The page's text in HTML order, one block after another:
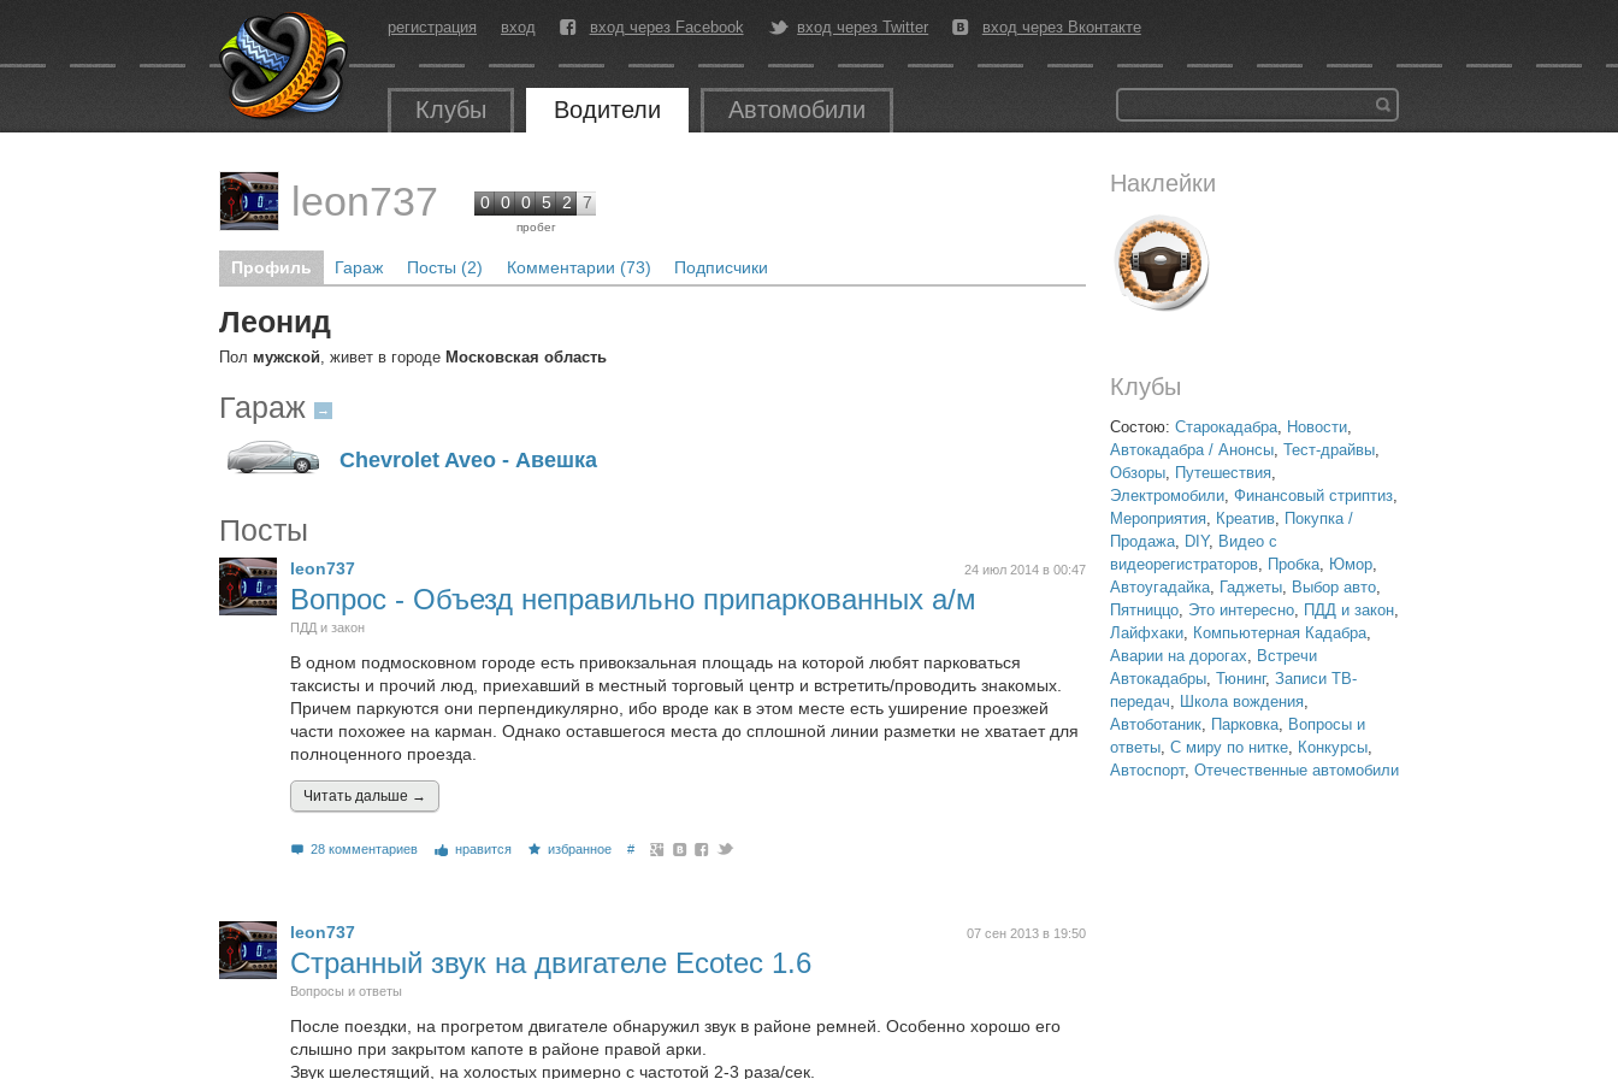
регистрация вход вход через Facebook вход через Twitter вход через Вконтакте
Клубы Водители Автомобили
Наклейки
Клубы
Состою: Старокадабра, Новости,
Автокадабра / Анонсы, Тест-драйвы,
Обзоры, Путешествия,
Электромобили, Финансовый стриптиз,
Мероприятия, Креатив, Покупка /
Продажа, DIY, Видео с
видеорегистраторов, Пробка, Юмор,
Автоугадайка, Гаджеты, Выбор авто,
Пятниццо, Это интересно, ПДД и закон,
Лайфхаки, Компьютерная Кадабра,
Аварии на дорогах, Встречи
Автокадабры, Тюнинг, Записи ТВ-
передач, Школа вождения,
Автоботаник, Парковка, Вопросы и
ответы, С миру по нитке, Конкурсы,
Автоспорт, Отечественные автомобили
leon737 0 0 0 5 2 7
пробег
Профиль Гараж Посты (2) Комментарии (73) Подписчики
Леонид
Пол мужской, живет в городе Московская область
Гараж →
Chevrolet Aveo - Авешка
Посты
24 июл 2014 в 00:47
leon737
Вопрос - Объезд неправильно припаркованных а/м
ПДД и закон
В одном подмосковном городе есть привокзальная площадь на которой любят парковаться
таксисты и прочий люд, приехавший в местный торговый центр и встретить/проводить знакомых.
Причем паркуются они перпендикулярно, ибо вроде как в этом месте есть уширение проезжей
части похожее на карман. Однако оставшегося места до сплошной линии разметки не хватает для
полноценного проезда.
Читать дальшe →
28 комментариев нравится избранное #
07 сен 2013 в 19:50
leon737
Странный звук на двигателе Ecotec 1.6
Вопросы и ответы
После поездки, на прогретом двигателе обнаружил звук в районе ремней. Особенно хорошо его
слышно при закрытом капоте в районе правой арки.
Звук шелестящий, на холостых примерно с частотой 2-3 раза/сек.